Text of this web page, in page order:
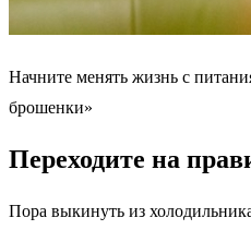
Начните менять жизнь с
брошенки»
Переходите на
Пора выкинуть из